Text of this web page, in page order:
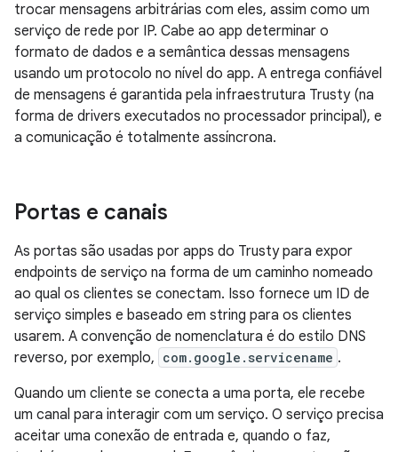
trocar mensagens arbitrárias com eles, assim como um
serviço de rede por IP. Cabe ao app determinar o
formato de dados e a semântica dessas mensagens
usando um protocolo no nível do app. A entrega confiável
de mensagens é garantida pela infraestrutura Trusty (na
forma de drivers executados no processador principal), e
a comunicação é totalmente assíncrona.
Portas e canais
As portas são usadas por apps do Trusty para expor
endpoints de serviço na forma de um caminho nomeado
ao qual os clientes se conectam. Isso fornece um ID de
serviço simples e baseado em string para os clientes
usarem. A convenção de nomenclatura é do estilo DNS
reverso, por exemplo, com.google.servicename .
Quando um cliente se conecta a uma porta, ele recebe
um canal para interagir com um serviço. O serviço precisa
aceitar uma conexão de entrada e, quando o faz,